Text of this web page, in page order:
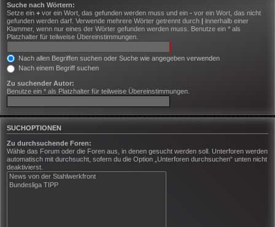
Suche nach Wörtern:
Setze ein + vor ein Wort, das gefunden werden muss und ein - vor ein Wort, das nicht
gefunden werden darf. Verwende mehrere Wörter getrennt durch | innerhalb einer
Klammer, wenn nur eines der Wörter gefunden werden muss. Benutze ein * als
Platzhalter für teilweise Übereinstimmungen.
Nach allen Begriffen suchen oder Suche wie angegeben verwenden
Nach einem Begriff suchen
Zu suchender Autor:
Benutze ein * als Platzhalter für teilweise Übereinstimmungen.
SUCHOPTIONEN
Zu durchsuchende Foren:
Wähle das Forum oder die Foren aus, in denen gesucht werden soll. Unterforen werden
automatisch mit durchsucht, sofern du die Option „Unterforen durchsuchen“ unten nicht
deaktivierst.